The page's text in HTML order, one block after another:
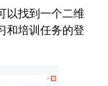
以找到一个二维
和培训任务的登